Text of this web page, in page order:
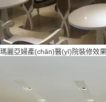
瑪麗亞婦產(chǎn)醫(yī)院裝修效